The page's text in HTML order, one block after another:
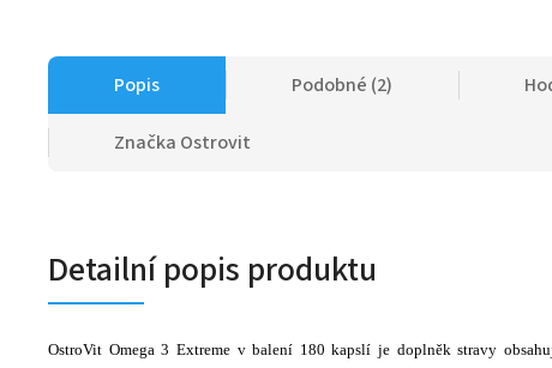
Popis Podobné (2)
Značka Ostrovit
Detailní popis produktu
OstroVit Omega 3 Extreme v balení 180 kapslí je doplněk stravy